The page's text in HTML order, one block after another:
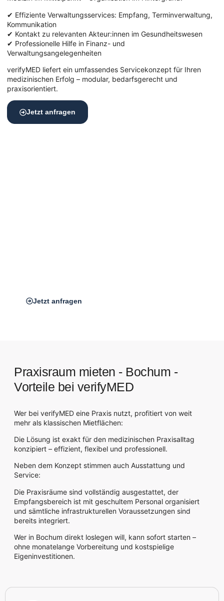
✔ Effiziente Verwaltungsservices: Empfang, Terminverwaltung,
Kommunikation
✔ Kontakt zu relevanten Akteur:innen im Gesundheitswesen
✔ Professionelle Hilfe in Finanz- und
Verwaltungsangelegenheiten
verifyMED liefert ein umfassendes Servicekonzept für Ihren
medizinischen Erfolg – modular, bedarfsgerecht und
praxisorientiert.
Jetzt anfragen
Jetzt anfragen
Praxisraum mieten - Bochum -
Vorteile bei verifyMED
Wer bei verifyMED eine Praxis nutzt, profitiert von weit
mehr als klassischen Mietflächen:
Die Lösung ist exakt für den medizinischen Praxisalltag
konzipiert – effizient, flexibel und professionell.
Neben dem Konzept stimmen auch Ausstattung und
Service:
Die Praxisräume sind vollständig ausgestattet, der
Empfangsbereich ist mit geschultem Personal organisiert
und sämtliche infrastrukturellen Voraussetzungen sind
bereits integriert.
Wer in Bochum direkt loslegen will, kann sofort starten –
ohne monatelange Vorbereitung und kostspielige
Eigeninvestitionen.